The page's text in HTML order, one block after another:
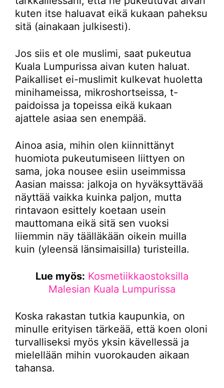
kuten itse haluavat eikä kukaan paheksu
sitä (ainakaan julkisesti).
Jos siis et ole muslimi, saat pukeutua
Kuala Lumpurissa aivan kuten haluat.
Paikalliset ei-muslimit kulkevat huoletta
minihameissa, mikroshortseissa, t-
paidoissa ja topeissa eikä kukaan
ajattele asiaa sen enempää.
Ainoa asia, mihin olen kiinnittänyt
huomiota pukeutumiseen liittyen on
sama, joka nousee esiin useimmissa
Aasian maissa: jalkoja on hyväksyttävää
näyttää vaikka kuinka paljon, mutta
rintavaon esittely koetaan usein
mauttomana eikä sitä sen vuoksi
liiemmin näy täälläkään oikein muilla
kuin (yleensä länsimaisilla) turisteilla.
Lue myös: Kosmetiikkaostoksilla
Malesian Kuala Lumpurissa
Koska rakastan tutkia kaupunkia, on
minulle erityisen tärkeää, että koen oloni
turvalliseksi myös yksin kävellessä ja
mielellään mihin vuorokauden aikaan
tahansa.